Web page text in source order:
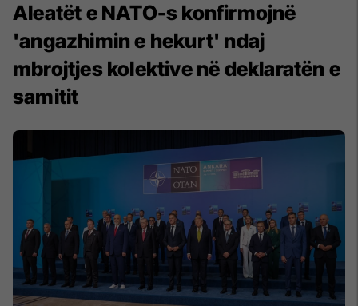
Aleatët e NATO-s konfirmojnë
'angazhimin e hekurt' ndaj
mbrojtjes kolektive në deklaratën e
samitit